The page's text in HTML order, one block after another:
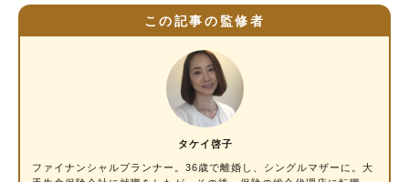
マイナ保険証移行後はマイナポータルで確認
保険証の色は誰が決める？
色に意味はないが、多くの個人情報が含まれる
保険証。取扱いにはくれぐれも注意しよう
この記事の監修者
タケイ啓子
ファイナンシャルプランナー
。36歳で離婚し、シングルマザーに。大